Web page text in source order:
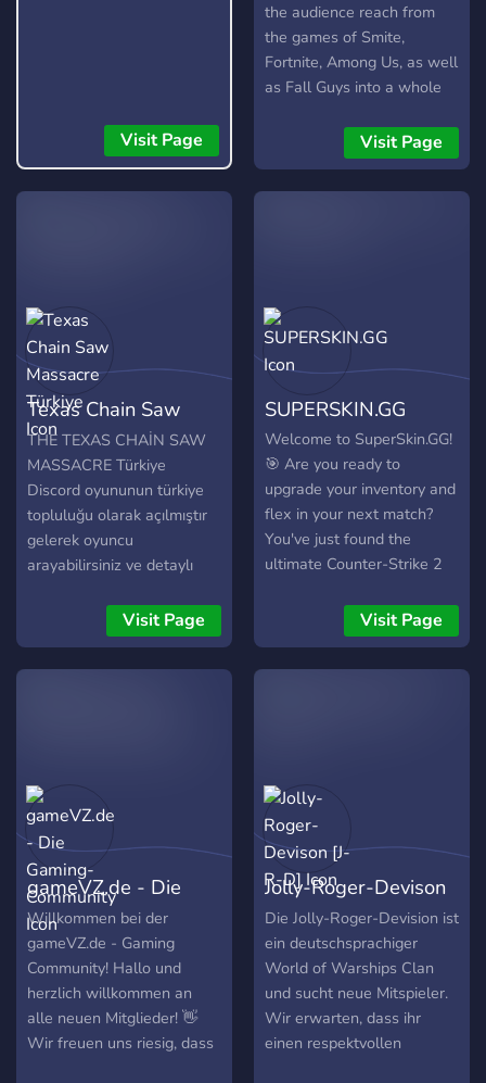
Visit Page
the audience reach from
the games of Smite,
Fortnite, Among Us, as well
as Fall Guys into a whole
Visit Page
Texas Chain Saw
Massacre Türkiye
THE TEXAS CHAİN SAW
MASSACRE Türkiye
Discord oyununun türkiye
topluluğu olarak açılmıştır
gelerek oyuncu
arayabilirsiniz ve detaylı
Visit Page
SUPERSKIN.GG
Welcome to SuperSkin.GG!
🎯 Are you ready to
upgrade your inventory and
flex in your next match?
You've just found the
ultimate Counter-Strike 2
thrill of the drop! We are
the official Discord home
for superskin.gg, the
want a real shot at
premium loot, you are in
the right place. Whether
you are hunting for a
flawless Factory New
knife, a slick pair of gloves,
or just looking to build a
clean themed loadout, this
is where your dream skin
becomes a reality. Why join
our community? 🎁
Visit Page
gameVZ.de - Die
Gaming-Community
Willkommen bei der
gameVZ.de - Gaming
Community! Hallo und
herzlich willkommen an
alle neuen Mitglieder! 👋
Wir freuen uns riesig, dass
Jolly-Roger-Devison
[J-R-D]
Die Jolly-Roger-Devision ist
ein deutschsprachiger
World of Warships Clan
und sucht neue Mitspieler.
Wir erwarten, dass ihr
einen respektvollen